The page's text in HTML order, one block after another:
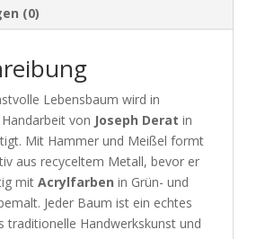
(0)
Lebensbaum wird in
von Joseph Derat in
Mit Hammer und Meißel formt
aus recyceltem Metall, bevor er
mit Acrylfarben in Grün- und
Jeder Baum ist ein echtes
traditionelle Handwerkskunst und